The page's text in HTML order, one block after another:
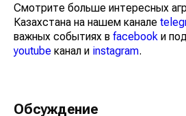
Смотрите больше интересных
Казахстана на нашем канале
важных событиях в facebook и
youtube канал и instagram.
Обсуждение